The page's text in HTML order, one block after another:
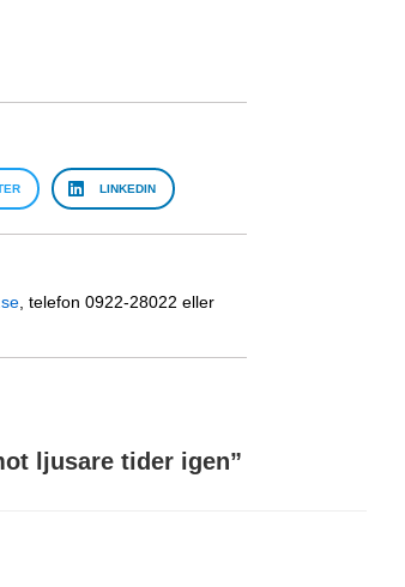
LINKEDIN
, telefon 0922-28022 eller
ljusare tider igen”